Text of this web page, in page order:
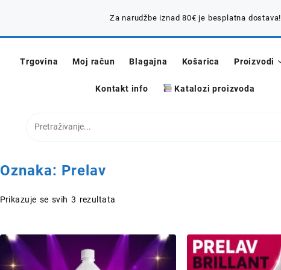
Za narudžbe iznad 80€ je besplatna dostava!
Trgovina Moj račun Blagajna Košarica Proizvodi
Kontakt info Katalozi proizvoda
Oznaka: Prelav
Prikazuje se svih 3 rezultata
popularnosti